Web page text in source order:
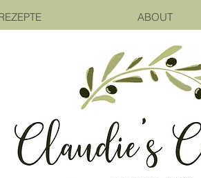
ABOUT